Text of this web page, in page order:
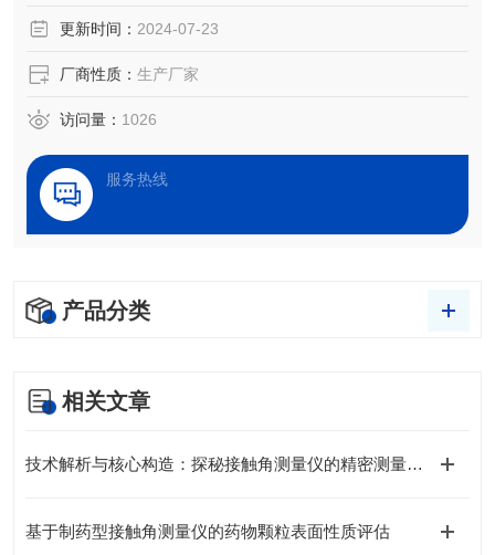
更新时间： 2024-07-23
厂商性质： 生产厂家
访问量： 1026
服务热线
产品分类
相关文章
技术解析与核心构造：探秘接触角测量仪的精密测量逻辑
基于制药型接触角测量仪的药物颗粒表面性质评估